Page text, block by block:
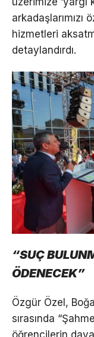
hizmetleri
detaylandırdı.
“SUÇ
ÖDENECEK”
Özgür Özel,
sırasında
öğrencilerin